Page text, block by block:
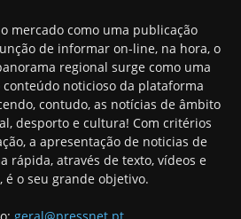
mercado como uma publicação
de informar on-line, na hora, o
regional surge como uma
noticioso da plataforma
contudo, as notícias de âmbito
desporto e cultura! Com critérios
a apresentação de noticias de
rápida, através de texto, vídeos e
é o seu grande objetivo.